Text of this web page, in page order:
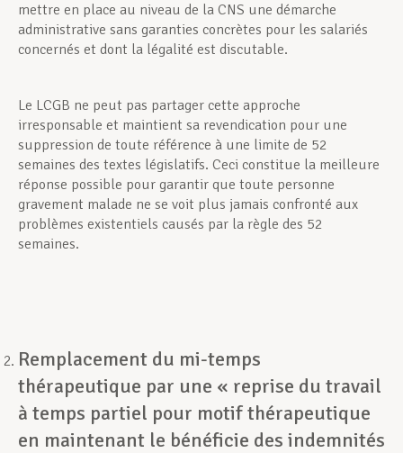
mettre en place au niveau de la CNS une démarche
administrative sans garanties concrètes pour les salariés
concernés et dont la légalité est discutable.
Le LCGB ne peut pas partager cette approche
irresponsable et maintient sa revendication pour une
suppression de toute référence à une limite de 52
semaines des textes législatifs. Ceci constitue la meilleure
réponse possible pour garantir que toute personne
gravement malade ne se voit plus jamais confronté aux
problèmes existentiels causés par la règle des 52
semaines.
Remplacement du mi-temps
thérapeutique par une « reprise du travail
à temps partiel pour motif thérapeutique
en maintenant le bénéficie des indemnités